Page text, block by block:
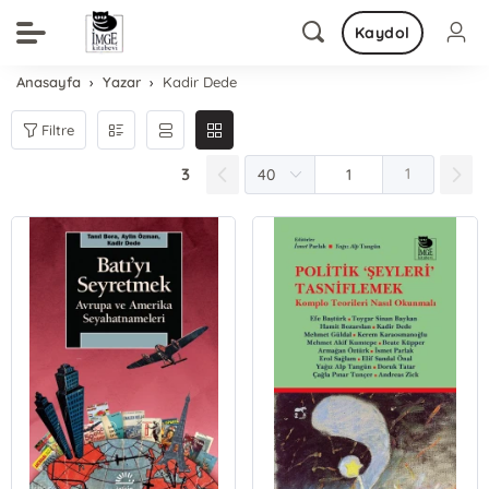
Kaydol
Anasayfa Yazar Kadir Dede
Filtre
3 1